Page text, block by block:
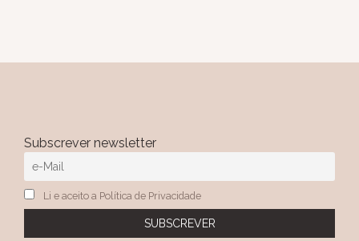
Subscrever newsletter
Li e aceito a Política de Privacidade